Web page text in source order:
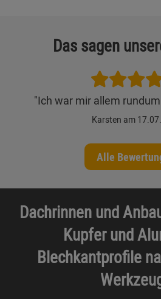
Das sagen
"Ich war mir allem
Karsten am
Alle
Dachrinnen und
Kupfer und
Blechkantprofile